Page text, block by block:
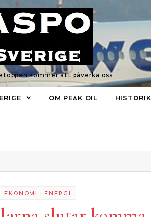
kommer att påverka oss
OM PEAK OIL HISTORIK
EKONOMI - ENERGI